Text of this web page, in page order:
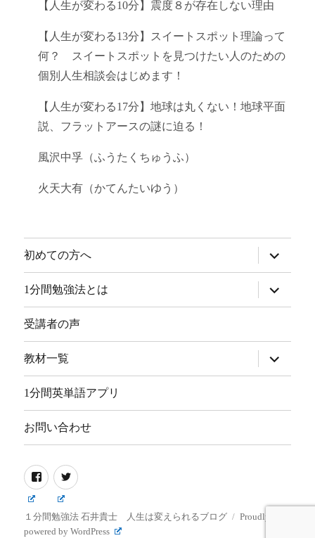
【人生が変わる10分】震度８が存在しない理由
【人生が変わる13分】スイートスポット理論って
何？ スイートスポットを見つけたい人のための
個別人生相談会はじめます！
【人生が変わる17分】地球は丸くない！地球平面
説、フラットアースの謎に迫る！
風沢中孚（ふうたくちゅうふ）
火天大有（かてんたいゆう）
初めての方へ
ブ
メ
ニ
ュ
ー
開
1分間勉強法とは
ブ
メ
ー
を
展
開
受講者の声
教材一覧
ブ
メ
ー
開
1分間英単語アプリ
お問い合わせ
FacebookTwitter
１分間勉強法 石井貴士 人生は変えられるブログ
Proudly
powered by WordPress